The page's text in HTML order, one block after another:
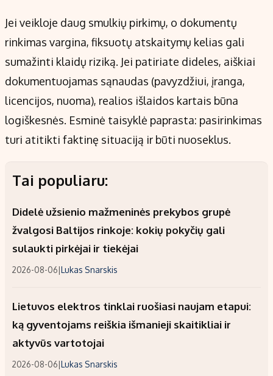
Jei veikloje daug smulkių pirkimų, o dokumentų
rinkimas vargina, fiksuotų atskaitymų kelias gali
sumažinti klaidų riziką. Jei patiriate dideles, aiškiai
dokumentuojamas sąnaudas (pavyzdžiui, įranga,
licencijos, nuoma), realios išlaidos kartais būna
logiškesnės. Esminė taisyklė paprasta: pasirinkimas
turi atitikti faktinę situaciją ir būti nuoseklus.
Tai populiaru:
Didelė užsienio mažmeninės prekybos grupė
žvalgosi Baltijos rinkoje: kokių pokyčių gali
sulaukti pirkėjai ir tiekėjai
2026-08-06|Lukas Snarskis
Lietuvos elektros tinklai ruošiasi naujam etapui:
ką gyventojams reiškia išmanieji skaitikliai ir
aktyvūs vartotojai
2026-08-06|Lukas Snarskis